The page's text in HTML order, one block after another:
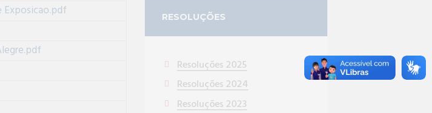
Exposicao.pdf
RESOLUÇÕES
Resoluções 2025
Resoluções 2024
Resoluções 2023